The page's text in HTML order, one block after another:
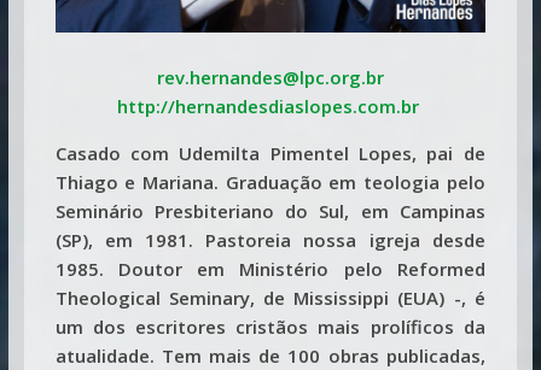
rev.hernandes@lpc.org.br
http://hernandesdiaslopes.com.br
Casado com Udemilta Pimentel Lopes, pai de
Thiago e Mariana. Graduação em teologia pelo
Seminário Presbiteriano do Sul, em Campinas
(SP), em 1981. Pastoreia nossa igreja desde
1985. Doutor em Ministério pelo Reformed
Theological Seminary, de Mississippi (EUA) -, é
um dos escritores cristãos mais prolíficos da
atualidade. Tem mais de 100 obras publicadas,